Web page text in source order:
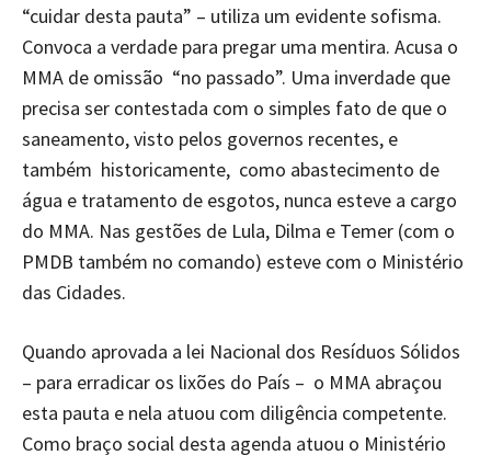
“cuidar desta pauta” – utiliza um evidente sofisma.
Convoca a verdade para pregar uma mentira. Acusa o
MMA de omissão “no passado”. Uma inverdade que
precisa ser contestada com o simples fato de que o
saneamento, visto pelos governos recentes, e
também historicamente, como abastecimento de
água e tratamento de esgotos, nunca esteve a cargo
do MMA. Nas gestões de Lula, Dilma e Temer (com o
PMDB também no comando) esteve com o Ministério
das Cidades.
Quando aprovada a lei Nacional dos Resíduos Sólidos
– para erradicar os lixões do País – o MMA abraçou
esta pauta e nela atuou com diligência competente.
Como braço social desta agenda atuou o Ministério